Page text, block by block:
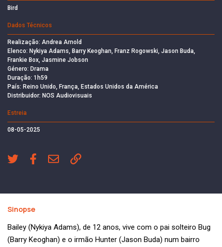
Bird
Dados Técnicos
Realização: Andrea Arnold
Elenco: Nykiya Adams, Barry Keoghan, Franz Rogowski, Jason Buda,
Frankie Box, Jasmine Jobson
Género: Drama
Duração: 1h59
País: Reino Unido, França, Estados Unidos da América
Distribuidor: NOS Audiovisuais
Estreia
08-05-2025
Sinopse
Bailey (Nykiya Adams), de 12 anos, vive com o pai solteiro Bug
(Barry Keoghan) e o irmão Hunter (Jason Buda) num bairro